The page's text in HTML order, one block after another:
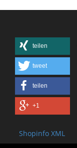
teilen
tweet
teilen
+1
Shopinfo XML